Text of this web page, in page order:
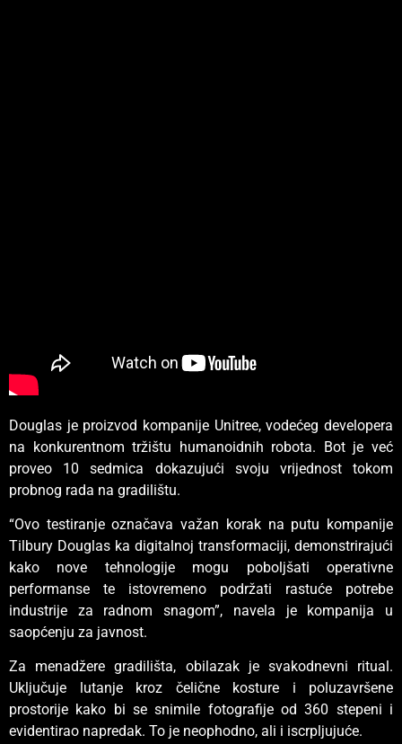
Douglas je proizvod kompanije Unitree, vodećeg developera
na konkurentnom tržištu humanoidnih robota. Bot je već
proveo 10 sedmica dokazujući svoju vrijednost tokom
probnog rada na gradilištu.
“Ovo testiranje označava važan korak na putu kompanije
Tilbury Douglas ka digitalnoj transformaciji, demonstrirajući
kako nove tehnologije mogu poboljšati operativne
performanse te istovremeno podržati rastuće potrebe
industrije za radnom snagom”, navela je kompanija u
saopćenju za javnost.
Za menadžere gradilišta, obilazak je svakodnevni ritual.
Uključuje lutanje kroz čelične kosture i poluzavršene
prostorije kako bi se snimile fotografije od 360 stepeni i
evidentirao napredak. To je neophodno, ali i iscrpljujuće.